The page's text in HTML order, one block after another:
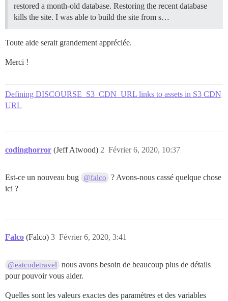
restored a month-old database. Restoring the recent database
kills the site. I was able to build the site from s…
Toute aide serait grandement appréciée.
Merci !
Defining DISCOURSE_S3_CDN_URL links to assets in S3 CDN
URL
codinghorror (Jeff Atwood) Février 6, 2020, 10:37
2
Est-ce un nouveau bug @falco
? Avons-nous cassé quelque chose
ici ?
Falco (Falco) Février 6, 2020, 3:41
3
@eatcodetravel
nous avons besoin de beaucoup plus de détails
pour pouvoir vous aider.
Quelles sont les valeurs exactes des paramètres et des variables